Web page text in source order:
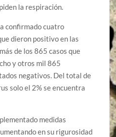
la respiración.
confirmado cuatro
dieron positivo en las
de los 865 casos que
y otros mil 865
negativos. Del total de
solo el 2% se encuentra
medidas
en su rigurosidad